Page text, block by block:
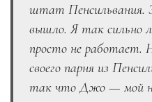
штат Пенсильвания.
вышло. Я так сильно
просто не работает.
своего парня из
так что Джо — мой